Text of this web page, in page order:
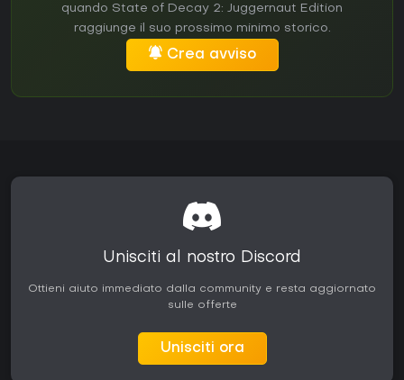
quando State of Decay 2: Juggernaut Edition
raggiunge il suo prossimo minimo storico.
Crea avviso
Unisciti al nostro Discord
Ottieni aiuto immediato dalla community e resta aggiornato
sulle offerte
Unisciti ora